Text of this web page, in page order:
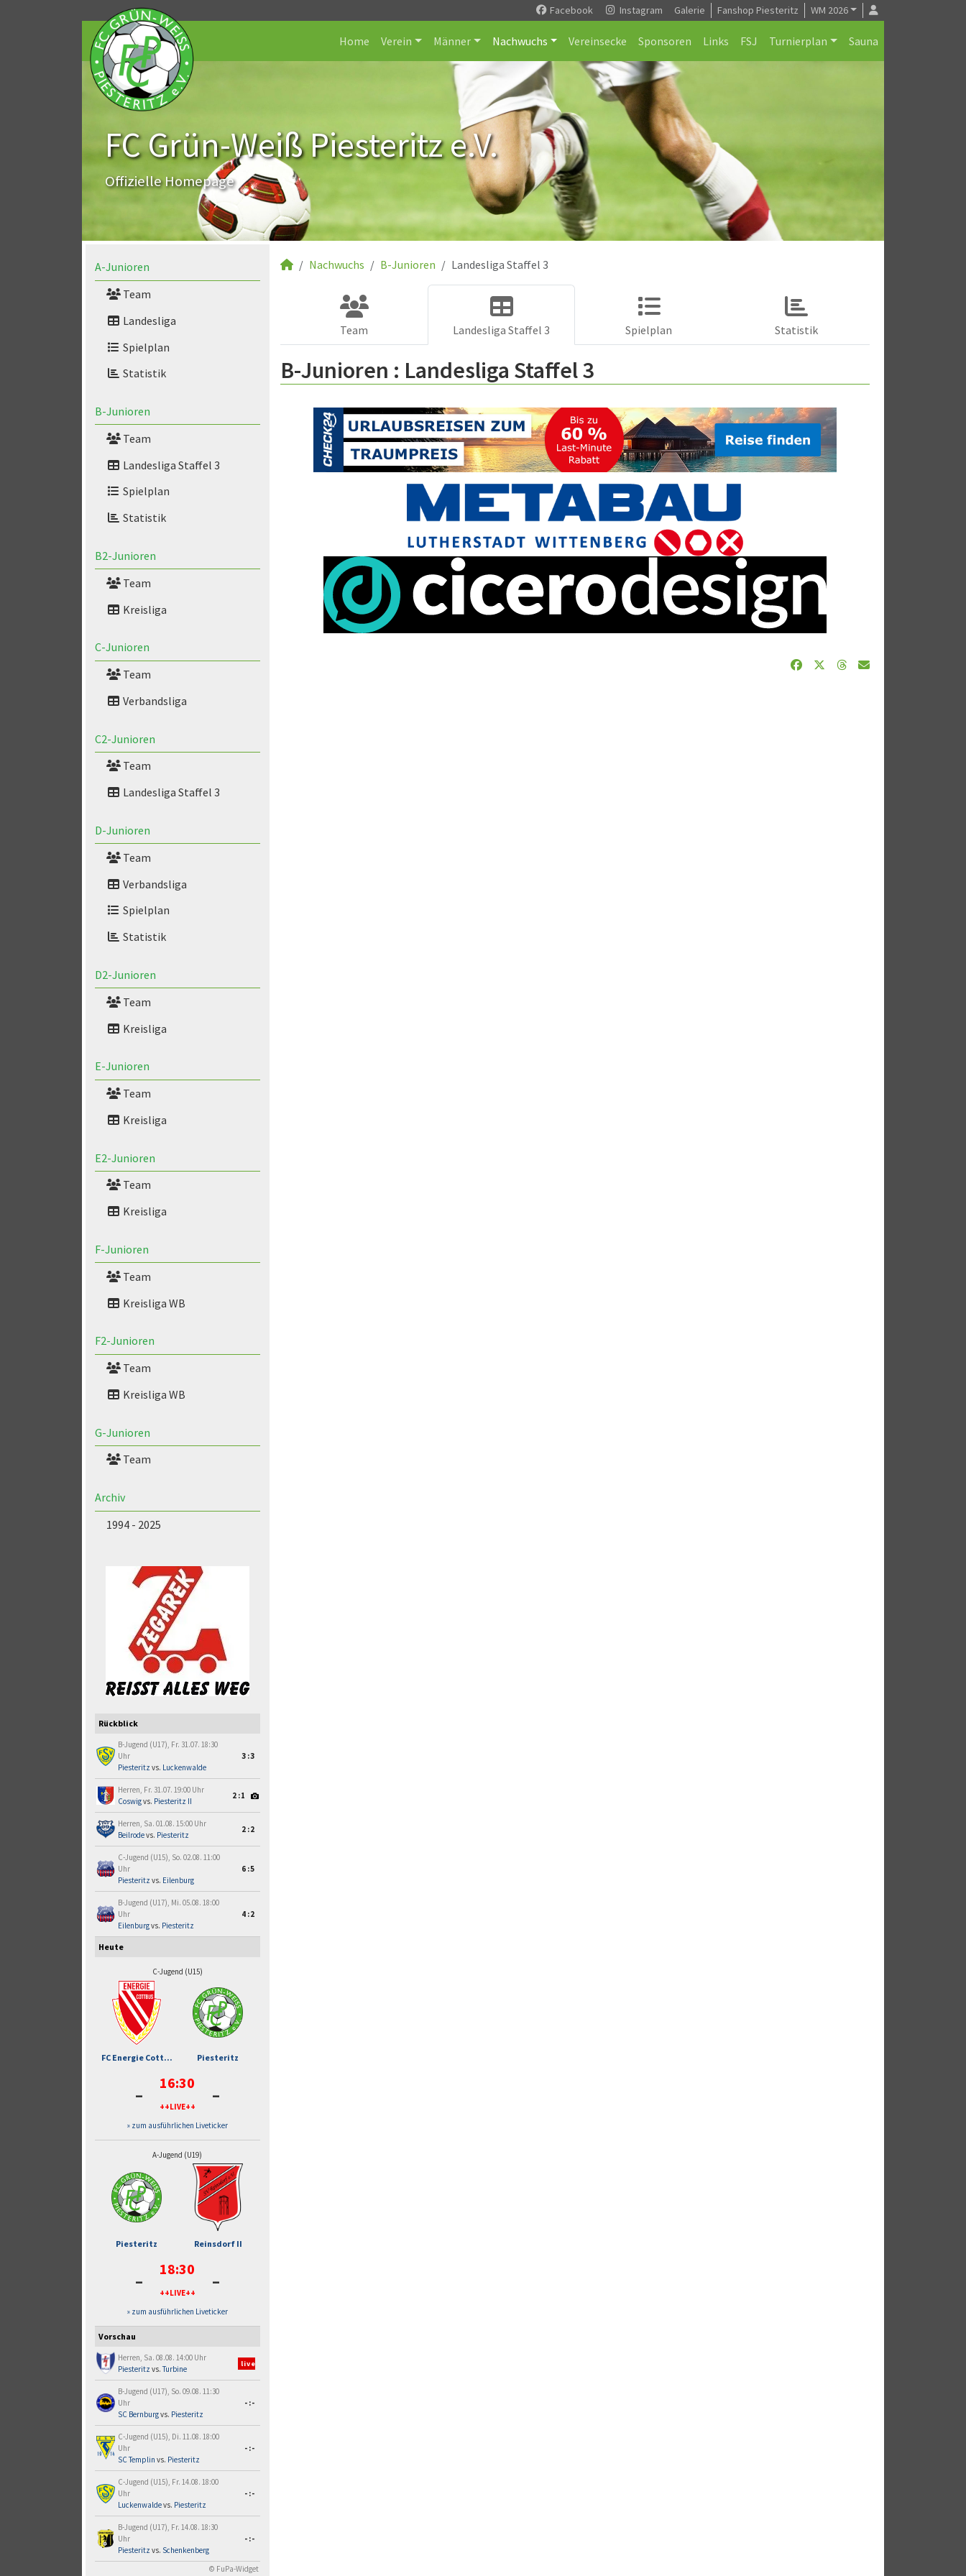
Facebook Instagram Galerie Fanshop Piesteritz WM 2026
Home Verein Männer Nachwuchs Vereinsecke Sponsoren Links FSJ Turnierplan Sauna
FC Grün-Weiß Piesteritz e.V.
Offizielle Homepage
A-Junioren
Team
Landesliga
Spielplan
Statistik
B-Junioren
Team
Landesliga Staffel 3
Spielplan
Statistik
B2-Junioren
Team
Kreisliga
C-Junioren
Team
Verbandsliga
C2-Junioren
Team
Landesliga Staffel 3
D-Junioren
Team
Verbandsliga
Spielplan
Statistik
D2-Junioren
Team
Kreisliga
E-Junioren
Team
Kreisliga
E2-Junioren
Team
Kreisliga
F-Junioren
Team
Kreisliga WB
F2-Junioren
Team
Kreisliga WB
G-Junioren
Team
Archiv
1994 - 2025
Rückblick
B-Jugend (U17), Fr. 31.07. 18:30
Uhr
Piesteritz vs. Luckenwalde
3:3
Herren, Fr. 31.07. 19:00 Uhr
Coswigvs. Piesteritz II
2:1
Herren, Sa. 01.08. 15:00 Uhr
Beilrodevs. Piesteritz
2:2
C-Jugend (U15), So. 02.08. 11:00
Uhr
Piesteritz vs. Eilenburg
6:5
B-Jugend (U17), Mi. 05.08. 18:00
Uhr
Eilenburgvs. Piesteritz
4:2
Heute
C-Jugend (U15)
FC Energie Cott... Piesteritz
- 16:30
++LIVE++ -
» zum ausführlichen Liveticker
A-Jugend (U19)
Piesteritz Reinsdorf II
- 18:30
++LIVE++ -
» zum ausführlichen Liveticker
Vorschau
Herren, Sa. 08.08. 14:00 Uhr
Piesteritz vs.Turbine
live
B-Jugend (U17), So. 09.08. 11:30
Uhr
SC Bernburgvs. Piesteritz
-:-
C-Jugend (U15), Di. 11.08. 18:00
Uhr
SC Templin vs. Piesteritz
-:-
C-Jugend (U15), Fr. 14.08. 18:00
Uhr
Luckenwaldevs. Piesteritz
-:-
B-Jugend (U17), Fr. 14.08. 18:30
Uhr
Piesteritz vs. Schenkenberg
-:-
© FuPa-Widget
Nachwuchs B-Junioren Landesliga Staffel 3
Team Landesliga Staffel 3 Spielplan Statistik
B-Junioren : Landesliga Staffel 3